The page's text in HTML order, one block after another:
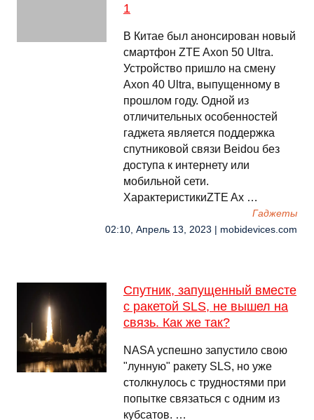
1
В Китае был анонсирован новый
смартфон ZTE Axon 50 Ultra.
Устройство пришло на смену
Axon 40 Ultra, выпущенному в
прошлом году. Одной из
отличительных особенностей
гаджета является поддержка
спутниковой связи Beidou без
доступа к интернету или
мобильной сети.
ХарактеристикиZTE Ax …
Гаджеты
02:10, Апрель 13, 2023 | mobidevices.com
Спутник, запущенный вместе
с ракетой SLS, не вышел на
связь. Как же так?
NASA успешно запустило свою
"лунную" ракету SLS, но уже
столкнулось с трудностями при
попытке связаться с одним из
кубсатов. …